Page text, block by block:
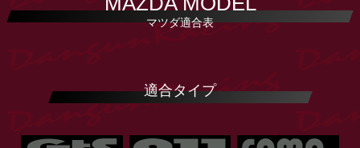
マツダ適合表
適合タイプ